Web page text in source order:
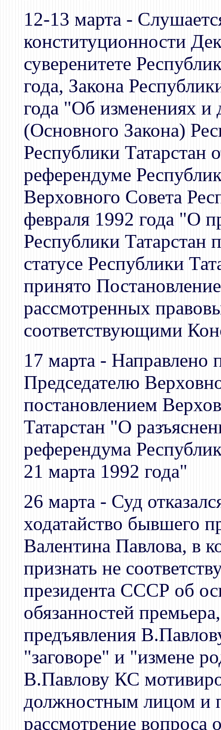
12-13 марта -
конституционности
суверенитете
года, Закона
года "Об изменениях и
(Основного Закона)
Республики Татарстан
референдуме
Верховного Совета
февраля 1992 года "О
Республики Татарстан
статусе Республики
принято
рассмотренных
соответствующими
17 марта - Направлено
Председателю
постановлением
Татарстан "О
референдума
21 марта 1992 года"
26 марта - Суд
ходатайство бывшего
Валентина Павлова, в
признать не
президента СССР об
обязанностей
предъявления
"заговоре" и "измене
В.Павлову КС
должностным лицом и
рассмотрение вопроса